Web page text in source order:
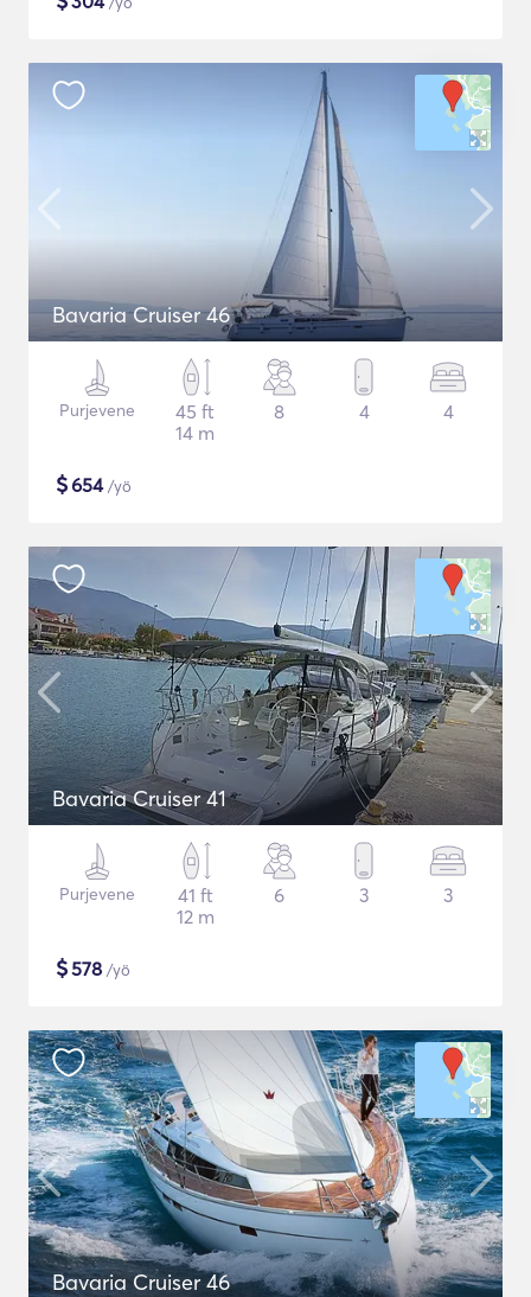
Bavaria Cruiser 46
Purjevene
45 ft
14 m
8 4 4
$654/yö
Bavaria Cruiser 41
Purjevene
41 ft
12 m
6 3 3
$578 /yö
Bavaria Cruiser 46